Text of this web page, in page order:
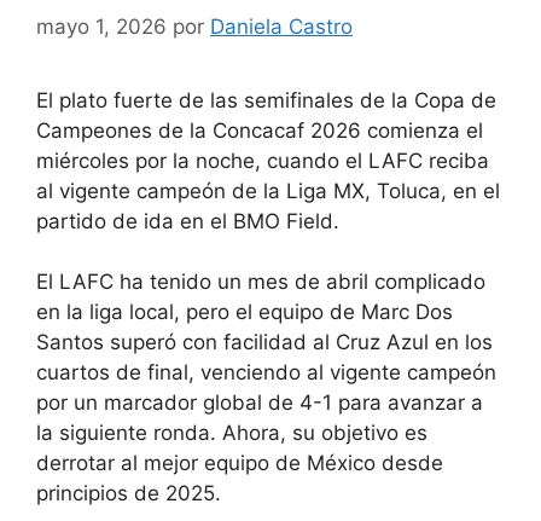
mayo 1, 2026 por Daniela Castro
El plato fuerte de las semifinales de la Copa de
Campeones de la Concacaf 2026 comienza el
miércoles por la noche, cuando el LAFC reciba
al vigente campeón de la Liga MX, Toluca, en el
partido de ida en el BMO Field.
El LAFC ha tenido un mes de abril complicado
en la liga local, pero el equipo de Marc Dos
Santos superó con facilidad al Cruz Azul en los
cuartos de final, venciendo al vigente campeón
por un marcador global de 4-1 para avanzar a
la siguiente ronda. Ahora, su objetivo es
derrotar al mejor equipo de México desde
principios de 2025.